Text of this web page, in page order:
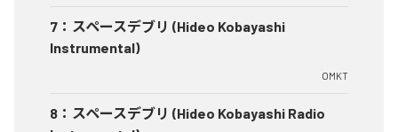
7 ： スペースデブリ (Hideo Kobayashi
Instrumental)
OMKT
8 ： スペースデブリ (Hideo Kobayashi Radio